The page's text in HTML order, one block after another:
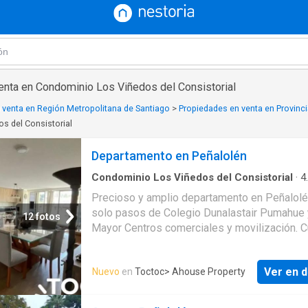
en Condominio Los Viñedos del Consistorial
en Región Metropolitana de Santiago > Propiedades en venta en
del Consistorial
12 fotos
Departamento en Peñalolén
Condominio Los Viñedos del Consistorial · 4
Área para niños·Piscina·Trastero
Precioso y amplio departamento en
solo pasos de Colegio Dunalastair Pumahue
Mayor Centros comerciales y movilización.
acceso a una gran terraza con parrilla
Cocina de concepto abierto amoblada y
con horno campana y encimera además de
Nuevo en Toctoc> Ahouse Property Ver en